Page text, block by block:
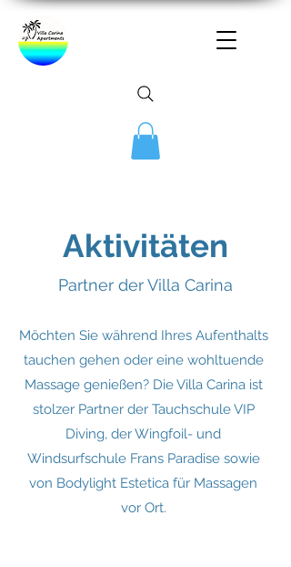
Aktivitäten
Partner der Villa Carina
Möchten Sie während Ihres Aufenthalts
tauchen gehen oder eine wohltuende
Massage genießen? Die Villa Carina ist
stolzer Partner der Tauchschule VIP
Diving, der Wingfoil- und
Windsurfschule Frans Paradise sowie
von Bodylight Estetica für Massagen
vor Ort.